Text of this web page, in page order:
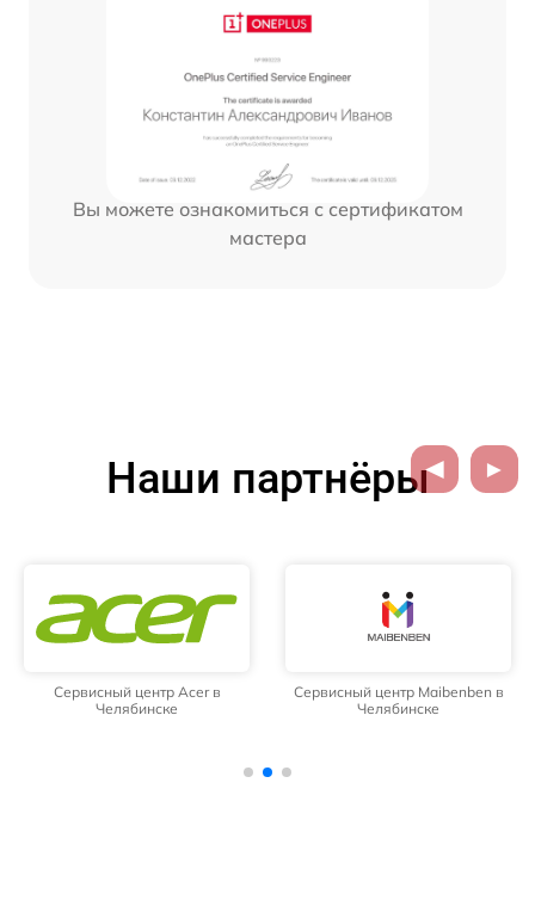
Вы можете ознакомиться с сертификатом
мастера
Наши партнёры
Сервисный центр Acer в
Челябинске
Сервисный центр Maibenben в
Челябинске